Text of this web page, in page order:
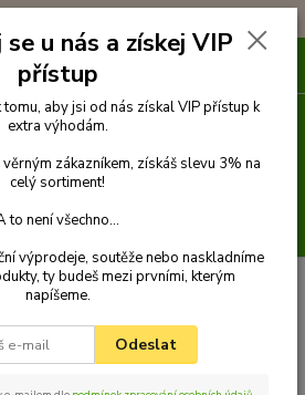
Popruhové náhubky
Náhubek pro
u nás a získej VIP
přístup
tomu, aby jsi od nás získal VIP přístup k
extra výhodám.
zákazníkem, získáš slevu 3% na
celý sortiment!
to není všechno...
výprodeje, soutěže nebo naskladníme
ty budeš mezi prvními, kterým
napíšeme.
Odeslat